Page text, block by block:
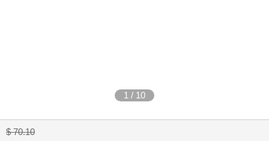
1 / 10
$ 70.10